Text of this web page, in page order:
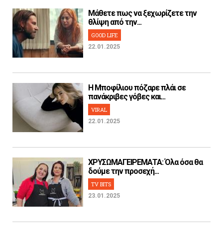
Μάθετε πως να ξεχωρίζετε την
θλίψη από την...
GOOD LIFE
22.01.2025
H Μποφίλιου πόζαρε πλάι σε
πανάκριβες γόβες και...
VIRAL
22.01.2025
ΧΡΥΣΩΜΑΓΕΙΡΕΜΑΤΑ: Όλα όσα θα
δούμε την προσεχή...
TV BITS
23.01.2025